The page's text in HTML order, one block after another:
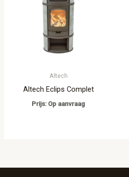
Altech
Altech Eclips Complet
Prijs: Op aanvraag